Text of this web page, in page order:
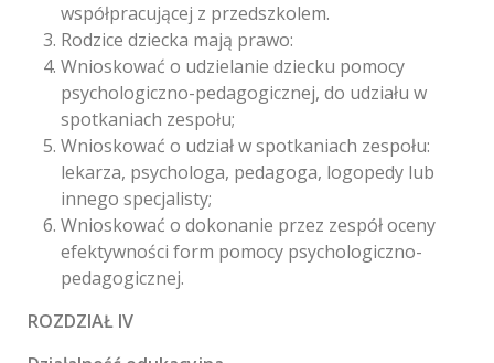
współpracującej z przedszkolem.
Rodzice dziecka mają prawo:
Wnioskować o udzielanie dziecku pomocy
psychologiczno-pedagogicznej, do udziału w
spotkaniach zespołu;
Wnioskować o udział w spotkaniach zespołu:
lekarza, psychologa, pedagoga, logopedy lub
innego specjalisty;
Wnioskować o dokonanie przez zespół oceny
efektywności form pomocy psychologiczno-
pedagogicznej.
ROZDZIAŁ IV